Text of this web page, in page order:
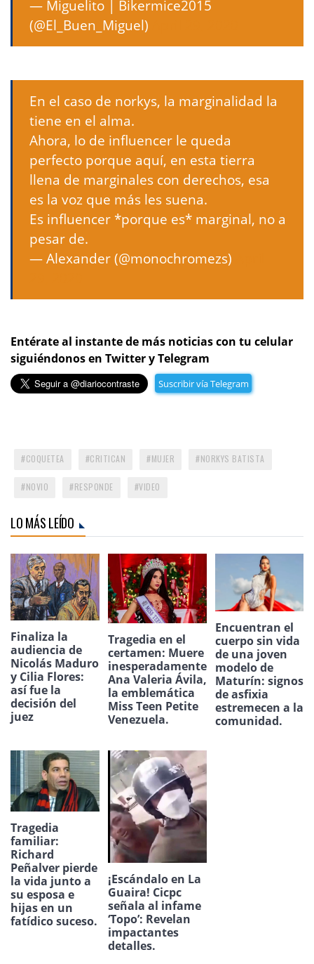
— Miguelito | Bikermice2015
(@El_Buen_Miguel)
En el caso de norkys, la marginalidad la
tiene en el alma.
Ahora, lo de influencer le queda
perfecto porque aquí, en esta tierra
llena de marginales con derechos, esa
es la voz que más les suena.
Es influencer *porque es* marginal, no a
pesar de.
— Alexander (@monochromezs)
Entérate al instante de más noticias con tu celular
siguiéndonos en Twitter y Telegram
Suscribir vía Telegram
COQUETEA CRITICAN MUJER NORKYS BATISTA
NOVIO RESPONDE VIDEO
LO MÁS LEÍDO
Finaliza la
audiencia de
Nicolás Maduro
y Cilia Flores:
así fue la
decisión del
juez
Tragedia en el
certamen: Muere
inesperadamente
Ana Valeria Ávila,
la emblemática
Miss Teen Petite
Venezuela.
Encuentran el
cuerpo sin vida
de una joven
modelo de
Maturín: signos
de asfixia
estremecen a la
comunidad.
Tragedia
familiar:
Richard
Peñalver pierde
la vida junto a
su esposa e
hijas en un
fatídico suceso.
¡Escándalo en La
Guaira! Cicpc
señala al infame
‘Topo’: Revelan
impactantes
detalles.